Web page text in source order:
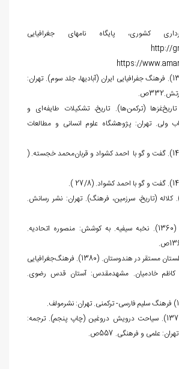
کشوری، پایگاه نام‏های جغرافیایی
http://
https://
ستاد ارتش ایران. (1329). فرهنگ جفرافیایی ایران (آبادیها، جلد سوم). تهران:
فاروق.(1390). تاریخ‌غزها (ترکمن‌ها). تاریخ، تشکیلات طایفه‌ای و
ولی. تهران: پژوهشگاه علوم انسانی و مطالعات
فجوری، ستاربردی. (1400). گفت و گو با احمد کشواد و قربان‌محمد خجسته. (
اشکان. (1390). کلاله (تاریخ، سرزمین، فرهنگ). تهران: نشر رسانش.
قورخانچی، محمدعلی. (1360). نخبه سیفیه. به کوشش: منصوره اتحادیه.
ک‍ارک‍ن‍ان‌ وزارت‌ ج‍ن‍گ‌ ان‍گ‍ل‍س‍ت‍ان‌ م‍س‍ت‍ق‍ر در ه‍ن‍دوس‍ت‍ان‌. (1380). فرهنگ‌جغرافیایی
کاظم خادمیان. مشهدمقدس: آستان قدس رضوی.
وامبری، آرمینیوس. (1374). سیاحت درویش دروغین (چاپ پنجم). ترجمه:
علمی و فرهنگی. 557ص.